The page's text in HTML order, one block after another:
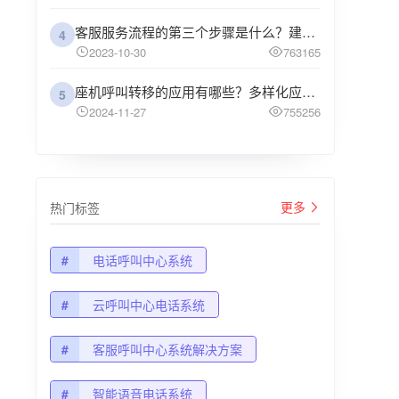
4 客服服务流程的第三个步骤是什么？建议企业阅读
2023-10-30 763165
5 座机呼叫转移的应用有哪些？多样化应用场景解析
2024-11-27 755256
热门标签 更多
# 电话呼叫中心系统
# 云呼叫中心电话系统
# 客服呼叫中心系统解决方案
# 智能语音电话系统